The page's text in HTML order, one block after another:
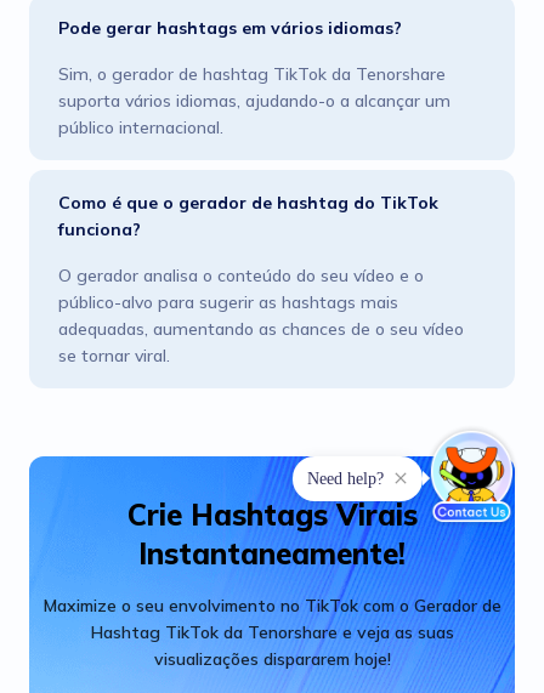
Pode gerar hashtags em vários idiomas?
Sim, o gerador de hashtag TikTok da Tenorshare
suporta vários idiomas, ajudando-o a alcançar um
público internacional.
Como é que o gerador de hashtag do TikTok
funciona?
O gerador analisa o conteúdo do seu vídeo e o
público-alvo para sugerir as hashtags mais
adequadas, aumentando as chances de o seu vídeo
se tornar viral.
Crie Hashtags Virais
Instantaneamente!
Maximize o seu envolvimento no TikTok com o Gerador de
Hashtag TikTok da Tenorshare e veja as suas
visualizações dispararem hoje!